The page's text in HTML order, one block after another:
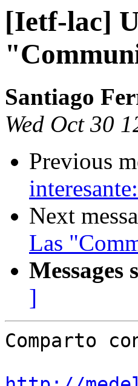
[Ietf-lac]
Santiago
Wed Oct 30
Previous
Next
Las
Messages
]
Comparto